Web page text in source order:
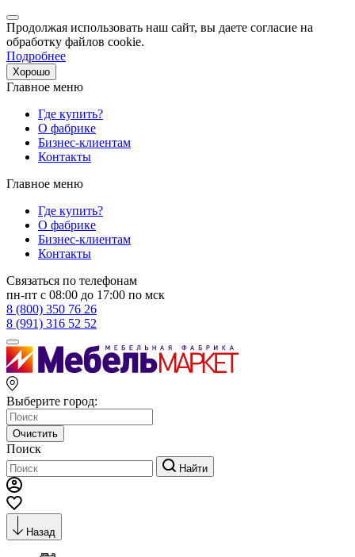
Продолжая использовать наш сайт, вы даете согласие на
обработку файлов cookie.
Подробнее
Хорошо
Главное меню
Где купить?
О фабрике
Бизнес-клиентам
Контакты
Главное меню
Где купить?
О фабрике
Бизнес-клиентам
Контакты
Связаться по телефонам
пн-пт с 08:00 до 17:00 по мск
8 (800) 350 76 26
8 (991) 316 52 52
Выберите город:
Очистить
Поиск
Найти
Назад